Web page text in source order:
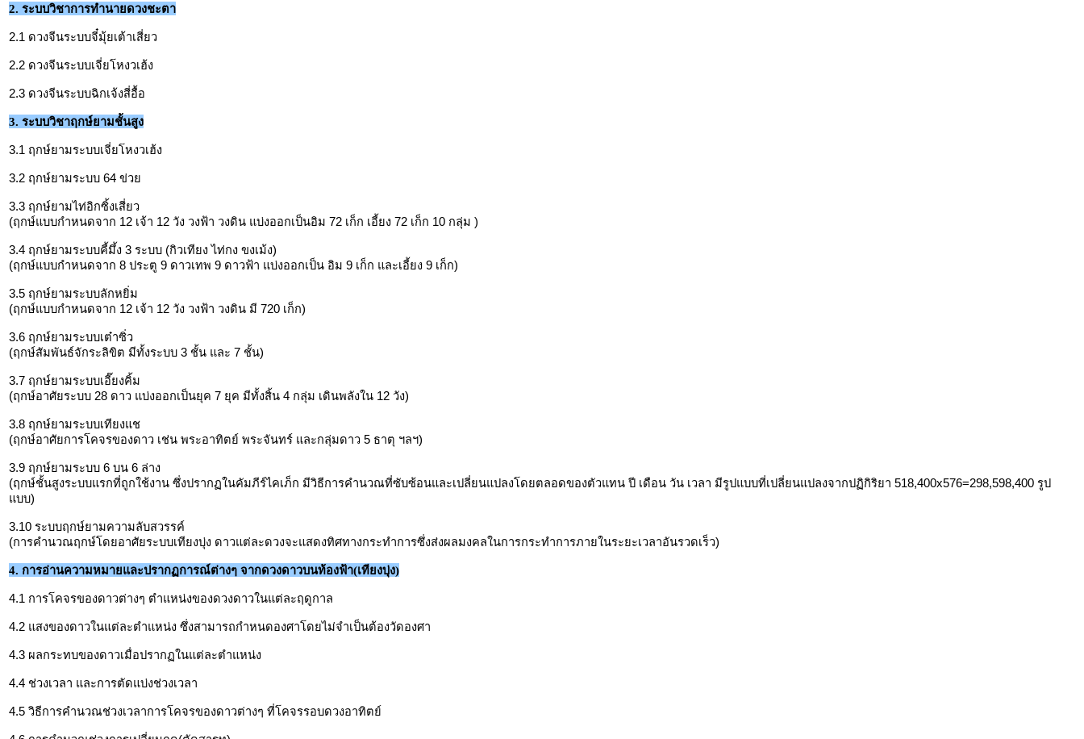
2. ระบบวิชาการทำนายดวงชะตา
2.1 ดวงจีนระบบจี๋มุ้ยเต้าเสี่ยว
2.2 ดวงจีนระบบเจี่ยโหงวเฮ้ง
2.3 ดวงจีนระบบฉิกเจ้งสี่อื้อ
3. ระบบวิชาฤกษ์ยามชั้นสูง
3.1 ฤกษ์ยามระบบเจี่ยโหงวเฮ้ง
3.2 ฤกษ์ยามระบบ 64 ข่วย
3.3 ฤกษ์ยามไท่อิกซิ้งเสี่ยว
(ฤกษ์แบบกำหนดจาก 12 เจ้า 12 วัง วงฟ้า วงดิน แบ่งออกเป็นอิม 72 เก็ก เอี้ยง 72 เก็ก 10 กลุ่ม )
3.4 ฤกษ์ยามระบบคี้มึ้ง 3 ระบบ (กิวเทียง ไท่กง ขงเม้ง)
(ฤกษ์แบบกำหนดจาก 8 ประตู 9 ดาวเทพ 9 ดาวฟ้า แบ่งออกเป็น อิม 9 เก็ก และเอี้ยง 9 เก็ก)
3.5 ฤกษ์ยามระบบลักหยิ่ม
(ฤกษ์แบบกำหนดจาก 12 เจ้า 12 วัง วงฟ้า วงดิน มี 720 เก็ก)
3.6 ฤกษ์ยามระบบเต๋าซิ่ว
(ฤกษ์สัมพันธ์จักระลิขิต มีทั้งระบบ 3 ชั้น และ 7 ชั้น)
3.7 ฤกษ์ยามระบบเอี๊ยงคิ้ม
(ฤกษ์อาศัยระบบ 28 ดาว แบ่งออกเป็นยุค 7 ยุค มีทั้งสิ้น 4 กลุ่ม เดินพลังใน 12 วัง)
3.8 ฤกษ์ยามระบบเทียงแช
(ฤกษ์อาศัยการโคจรของดาว เช่น พระอาทิตย์ พระจันทร์ และกลุ่มดาว 5 ธาตุ ฯลฯ)
3.9 ฤกษ์ยามระบบ 6 บน 6 ล่าง
(ฤกษ์ชั้นสูงระบบแรกที่ถูกใช้งาน ซึ่งปรากฏในคัมภีร์ไคเภ็ก มีวิธีการคำนวณที่ซับซ้อนและเปลี่ยนแปลงโดยตลอดของตัวแทน ปี เดือน วัน เวลา มีรูปแบบที่เปลี่ยนแปลงจากปฏิกิริยา 518,400x576=298,598,400 รูป
แบบ)
3.10 ระบบฤกษ์ยามความลับสวรรค์
(การคำนวณฤกษ์โดยอาศัยระบบเทียงบุ่ง ดาวแต่ละดวงจะแสดงทิศทางกระทำการซึ่งส่งผลมงคลในการกระทำการภายในระยะเวลาอันรวดเร็ว)
4. การอ่านความหมายและปรากฏการณ์ต่างๆ จากดวงดาวบนท้องฟ้า(เทียงบุ่ง)
4.1 การโคจรของดาวต่างๆ ตำแหน่งของดวงดาวในแต่ละฤดูกาล
4.2 แสงของดาวในแต่ละตำแหน่ง ซึ่งสามารถกำหนดองศาโดยไม่จำเป็นต้องวัดองศา
4.3 ผลกระทบของดาวเมื่อปรากฏในแต่ละตำแหน่ง
4.4 ช่วงเวลา และการตัดแบ่งช่วงเวลา
4.5 วิธีการคำนวณช่วงเวลาการโคจรของดาวต่างๆ ที่โคจรรอบดวงอาทิตย์